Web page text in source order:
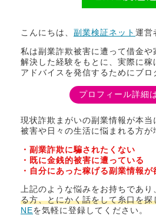
こんにちは、 副業検証ネット 運営
私は副業詐欺被害に遭って借金や
解決した経験をもとに、実際に
アドバイスを発信するためにブロ
プロフィール詳細
現状詐欺まがいの副業情報が本
被害や日々の生活に悩まれる方が
・副業詐欺に騙されたくない
・既に金銭的被害に遭っている
・自分にあった稼げる副業情報が
上記のような悩みをお持ちであり
る方、とにかく話をして糸口を探
NEを気軽に登録してください。